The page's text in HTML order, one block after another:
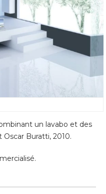
un lavabo et des
Buratti, 2010.